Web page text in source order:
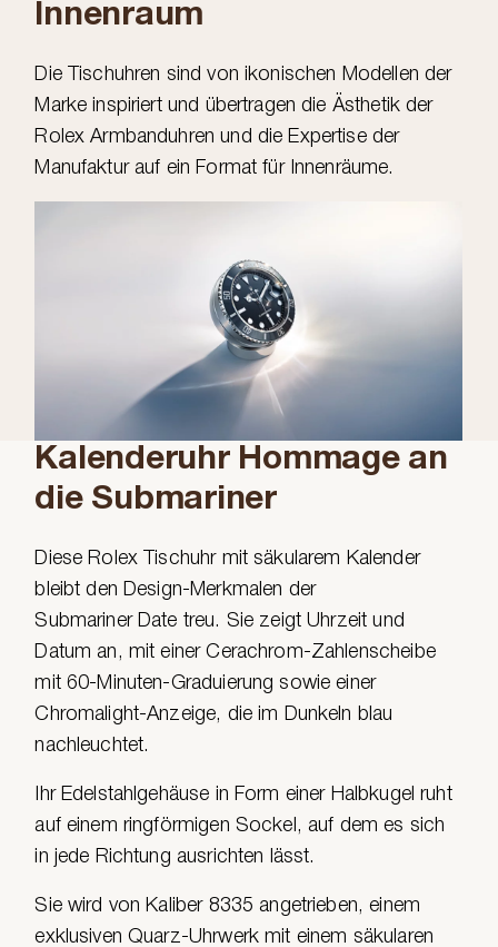
Innenraum
Die Tischuhren sind von ikonischen Modellen der
Marke inspiriert und übertragen die Ästhetik der
Rolex Armbanduhren und die Expertise der
Manufaktur auf ein Format für Innenräume.
Kalenderuhr Hommage an
die Submariner
Diese Rolex Tischuhr mit säkularem Kalender
bleibt den Design-Merkmalen der
Submariner Date treu. Sie zeigt Uhrzeit und
Datum an, mit einer Cerachrom-Zahlenscheibe
mit 60-Minuten-Graduierung sowie einer
Chromalight-Anzeige, die im Dunkeln blau
nachleuchtet.
Ihr Edelstahlgehäuse in Form einer Halbkugel ruht
auf einem ringförmigen Sockel, auf dem es sich
in jede Richtung ausrichten lässt.
Sie wird von Kaliber 8335 angetrieben, einem
exklusiven Quarz-Uhrwerk mit einem säkularen